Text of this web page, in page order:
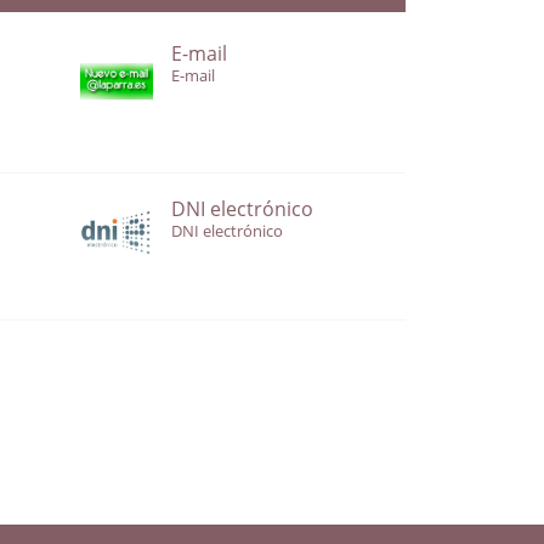
E-mail
E-mail
DNI electrónico
DNI electrónico